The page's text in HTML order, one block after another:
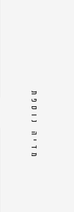
מדיה נוספת